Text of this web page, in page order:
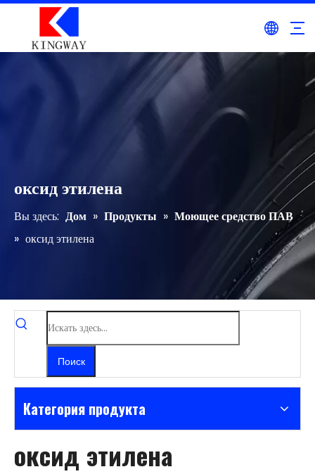
оксид этилена
Вы здесь: Дом » Продукты » Моющее средство ПАВ
» оксид этилена
Поиск
Категория продукта
оксид этилена